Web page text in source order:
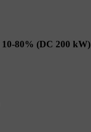
80% (DC 200 kW)